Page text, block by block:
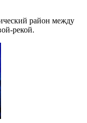
район между
рекой.